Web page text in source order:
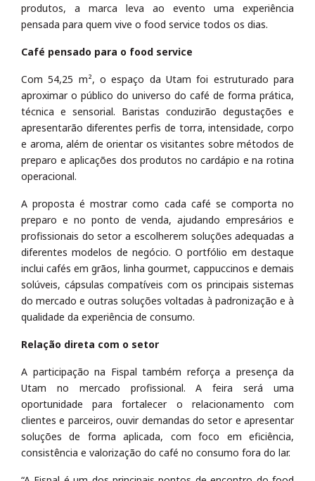
produtos, a marca leva ao evento uma experiência
pensada para quem vive o food service todos os dias.
Café pensado para o food service
Com 54,25 m², o espaço da Utam foi estruturado para
aproximar o público do universo do café de forma prática,
técnica e sensorial. Baristas conduzirão degustações e
apresentarão diferentes perfis de torra, intensidade, corpo
e aroma, além de orientar os visitantes sobre métodos de
preparo e aplicações dos produtos no cardápio e na rotina
operacional.
A proposta é mostrar como cada café se comporta no
preparo e no ponto de venda, ajudando empresários e
profissionais do setor a escolherem soluções adequadas a
diferentes modelos de negócio. O portfólio em destaque
inclui cafés em grãos, linha gourmet, cappuccinos e demais
solúveis, cápsulas compatíveis com os principais sistemas
do mercado e outras soluções voltadas à padronização e à
qualidade da experiência de consumo.
Relação direta com o setor
A participação na Fispal também reforça a presença da
Utam no mercado profissional. A feira será uma
oportunidade para fortalecer o relacionamento com
clientes e parceiros, ouvir demandas do setor e apresentar
soluções de forma aplicada, com foco em eficiência,
consistência e valorização do café no consumo fora do lar.